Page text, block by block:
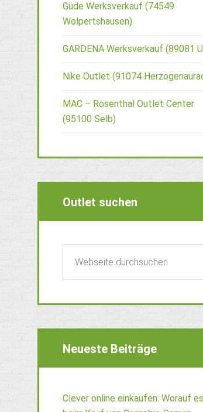
Güde Werksverkauf (74549
Wolpertshausen)
GARDENA Werksverkauf (89081
Nike Outlet (91074
MAC – Rosenthal Outlet Center
(95100 Selb)
Outlet suchen
Neueste Beiträge
Clever online einkaufen: Worauf es